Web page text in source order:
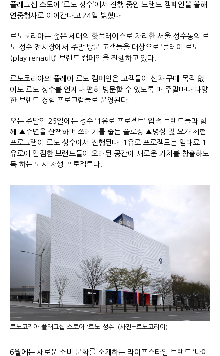
플래그십 스토어 ‘르노 성수’에서 진행 중인 브랜드 캠페인을 올해
연중행사로 이어간다고 24일 밝혔다.
르노코리아는 젊은 세대의 핫플레이스로 자리한 서울 성수동의 르
노 성수 전시장에서 주말 방문 고객들을 대상으로 ‘플레이 르노
(play renault)’ 브랜드 캠페인을 진행하고 있다.
르노코리아의 플레이 르노 캠페인은 고객들이 신차 구매 목적 없
이도 르노 성수를 언제나 편히 방문할 수 있도록 매 주말마다 다양
한 브랜드 경험 프로그램들로 운영된다.
오는 주말인 25일에는 성수 ‘1유로 프로젝트’ 입점 브랜드들과 함
께 ▲주변을 산책하며 쓰레기를 줍는 플로깅 ▲명상 및 요가 체험
프로그램이 르노 성수에서 진행된다. 1유로 프로젝트는 임대료 1
유로에 입점한 브랜드들이 오래된 공간에 새로운 가치를 창출하도
록 하는 도시 재생 프로젝트다.
르노코리아 플래그십 스토어 '르노 성수' (사진=르노코리아)
6월에는 새로운 소비 문화를 소개하는 라이프스타일 브랜드 ‘나이